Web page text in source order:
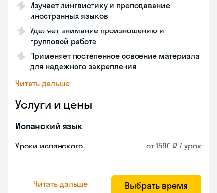
Изучает лингвистику и преподавание
иностранных языков
Уделяет внимание произношению и
групповой работе
Применяет постепенное освоение материала
для надежного закрепления
Читать дальше
Услуги и цены
Испанский язык
Уроки испанского от 1590 ₽ / урок
Читать дальше Выбрать время